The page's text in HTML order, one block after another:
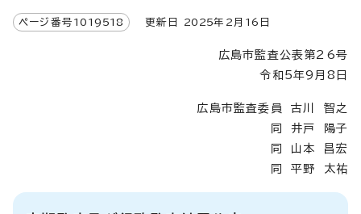
ページ番号 1019518 更新日 2025年2月 16 日
広島市監査公表第26号
令和5年9月8日
広島市監査委員 古川 智之
同 井戸 陽子
同 山本 昌宏
同 平野 太祐